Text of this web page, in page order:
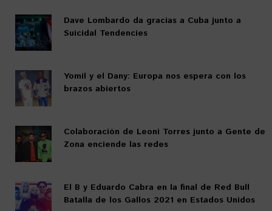
Dave Lombardo da gracias a Cuba junto a
Suicidal Tendencies
Yomil y el Dany: Europa nos espera con los
brazos abiertos
Colaboración de Leoni Torres junto a Gente de
Zona enciende las redes
El B y Eduardo Cabra en la final de Red Bull
Batalla de los Gallos 2021 en Estados Unidos